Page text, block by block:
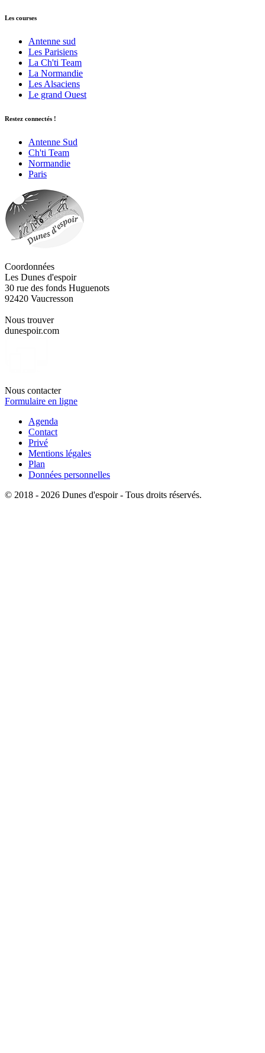
Les courses
Antenne sud
Les Parisiens
La Ch'ti Team
La Normandie
Les Alsaciens
Le grand Ouest
Restez connectés !
Antenne Sud
Ch'ti Team
Normandie
Paris
Coordonnées
Les Dunes d'espoir
30 rue des fonds Huguenots
92420 Vaucresson
Nous trouver
dunespoir.com
Nous contacter
Formulaire en ligne
Agenda
Contact
Privé
Mentions légales
Plan
Données personnelles
© 2018 - 2026 Dunes d'espoir - Tous droits réservés.